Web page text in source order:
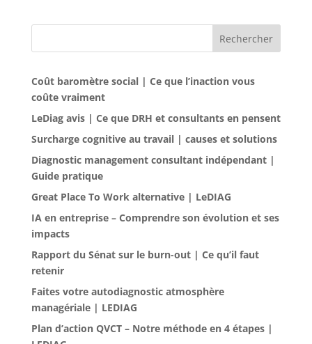
Rechercher
Coût baromètre social | Ce que l’inaction vous
coûte vraiment
LeDiag avis | Ce que DRH et consultants en pensent
Surcharge cognitive au travail | causes et solutions
Diagnostic management consultant indépendant |
Guide pratique
Great Place To Work alternative | LeDIAG
IA en entreprise – Comprendre son évolution et ses
impacts
Rapport du Sénat sur le burn-out | Ce qu’il faut
retenir
Faites votre autodiagnostic atmosphère
managériale | LEDIAG
Plan d’action QVCT – Notre méthode en 4 étapes |